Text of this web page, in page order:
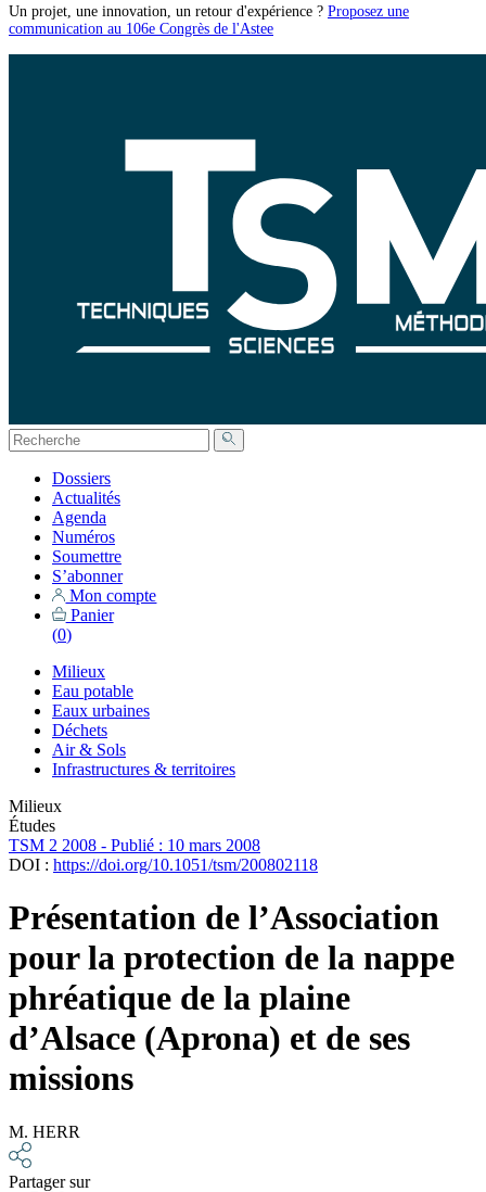
Un projet, une innovation, un retour d'expérience ? Proposez une
communication au 106e Congrès de l'Astee
Dossiers
Actualités
Agenda
Numéros
Soumettre
S’abonner
Mon compte
Panier
(0)
Milieux
Eau potable
Eaux urbaines
Déchets
Air & Sols
Infrastructures & territoires
Milieux
Études
TSM 2 2008 - Publié : 10 mars 2008
DOI : https://doi.org/10.1051/tsm/200802118
Présentation de l’Association
pour la protection de la nappe
phréatique de la plaine
d’Alsace (Aprona) et de ses
missions
M. HERR
Partager sur